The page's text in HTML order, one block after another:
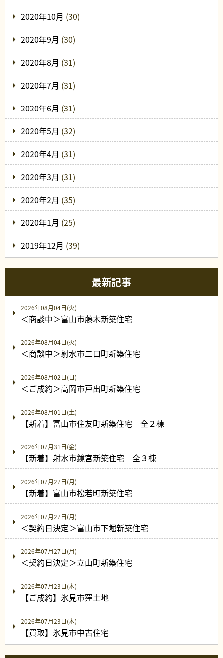
2020年10月 (30)
2020年9月 (30)
2020年8月 (31)
2020年7月 (31)
2020年6月 (31)
2020年5月 (32)
2020年4月 (31)
2020年3月 (31)
2020年2月 (35)
2020年1月 (25)
2019年12月 (39)
最新記事
2026年08月04日(火)
＜商談中＞富山市藤木新築住宅
2026年08月04日(火)
＜商談中＞射水市二口町新築住宅
2026年08月02日(日)
＜ご成約＞高岡市戸出町新築住宅
2026年08月01日(土)
【新着】富山市住友町新築住宅 全２棟
2026年07月31日(金)
【新着】射水市鏡宮新築住宅 全３棟
2026年07月27日(月)
【新着】富山市松若町新築住宅
2026年07月27日(月)
＜契約日決定＞富山市下堀新築住宅
2026年07月27日(月)
＜契約日決定＞立山町新築住宅
2026年07月23日(木)
【ご成約】氷見市窪土地
2026年07月23日(木)
【買取】氷見市中古住宅